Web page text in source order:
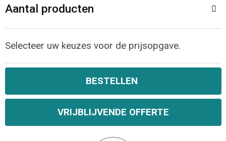
Strandtassen
Katoenen draagtassen
Rugzakken
Aantal producten
Selecteer uw keuzes voor de prijsopgave.
BESTELLEN
VRIJBLIJVENDE OFFERTE